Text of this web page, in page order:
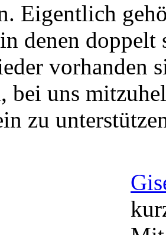
Eigentlich
denen
vorhanden
bei uns
zu